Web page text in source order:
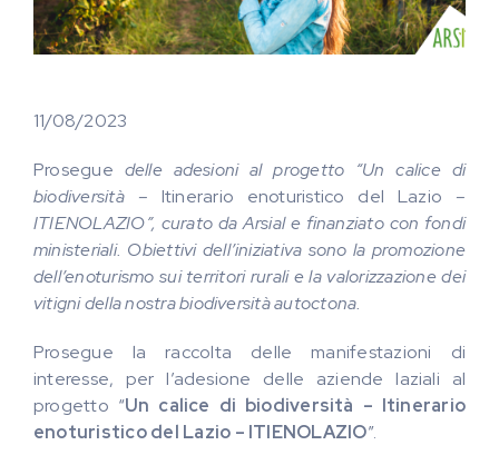
11/08/2023
Prosegue delle adesioni al progetto “Un calice di
biodiversità – Itinerario enoturistico del Lazio –
ITIENOLAZIO”, curato da Arsial e finanziato con fondi
ministeriali. Obiettivi dell’iniziativa sono la promozione
dell’enoturismo sui territori rurali e la valorizzazione dei
vitigni della nostra biodiversità autoctona.
Prosegue la raccolta delle manifestazioni di
interesse, per l’adesione delle aziende laziali al
progetto “Un calice di biodiversità – Itinerario
enoturistico del Lazio – ITIENOLAZIO”.